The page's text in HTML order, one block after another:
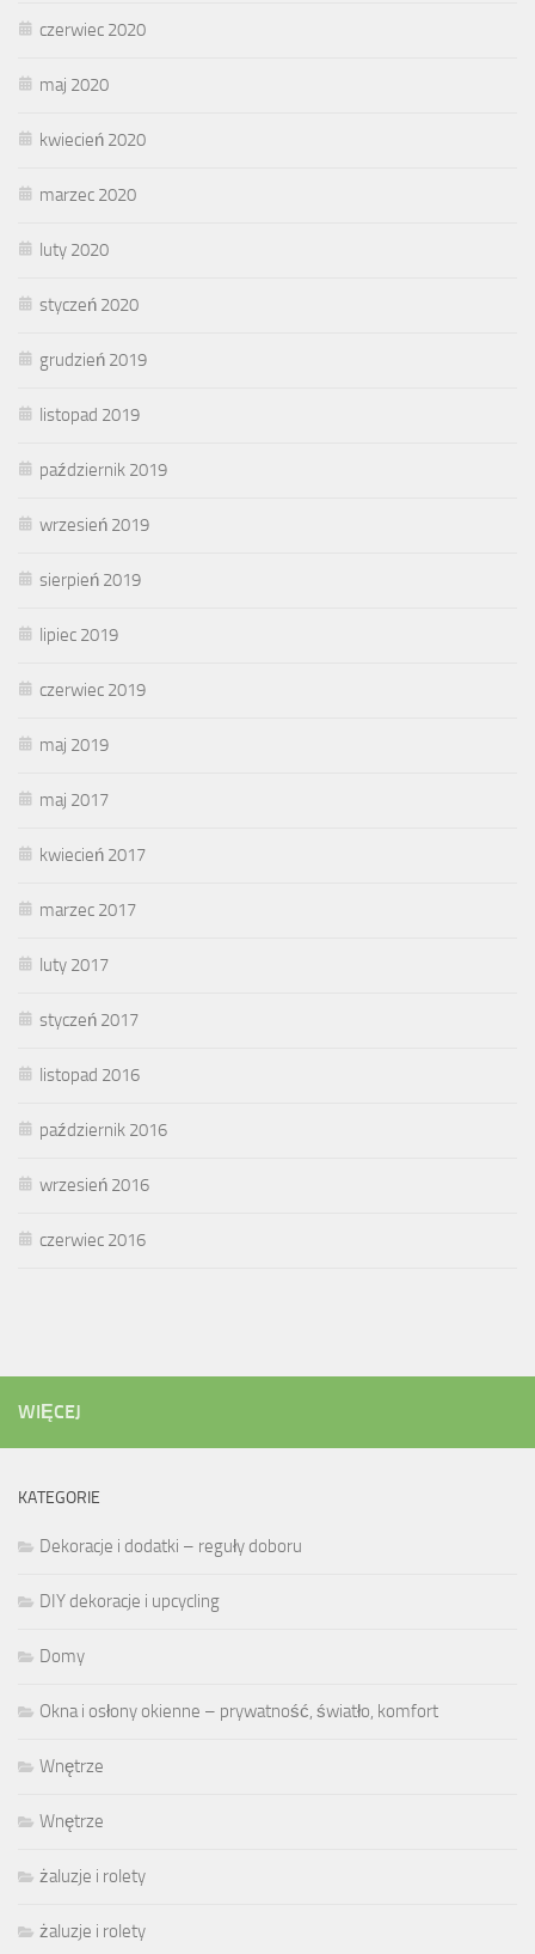
czerwiec 2020
maj 2020
kwiecień 2020
marzec 2020
luty 2020
styczeń 2020
grudzień 2019
listopad 2019
październik 2019
wrzesień 2019
sierpień 2019
lipiec 2019
czerwiec 2019
maj 2019
maj 2017
kwiecień 2017
marzec 2017
luty 2017
styczeń 2017
listopad 2016
październik 2016
wrzesień 2016
czerwiec 2016
WIĘCEJ
KATEGORIE
Dekoracje i dodatki – reguły doboru
DIY dekoracje i upcycling
Domy
Okna i osłony okienne – prywatność, światło, komfort
Wnętrze
Wnętrze
żaluzje i rolety
żaluzje i rolety